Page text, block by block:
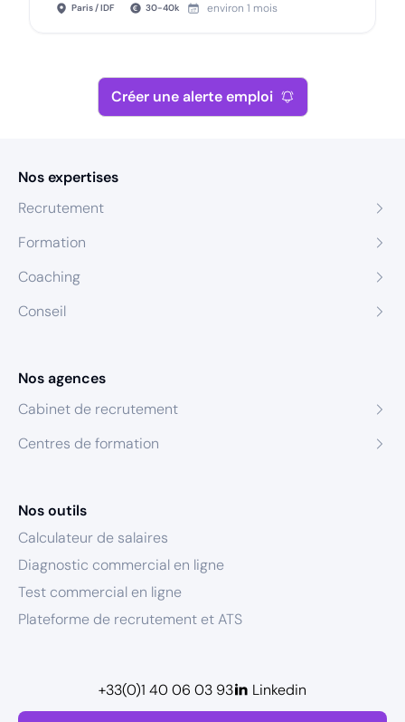
Paris / IDF 30-40k environ 1 mois
Créer une alerte emploi
Nos expertises
Recrutement
Formation
Coaching
Conseil
Nos agences
Cabinet de recrutement
Centres de formation
Nos outils
Calculateur de salaires
Diagnostic commercial en ligne
Test commercial en ligne
Plateforme de recrutement et ATS
+33(0)1 40 06 03 93 Linkedin